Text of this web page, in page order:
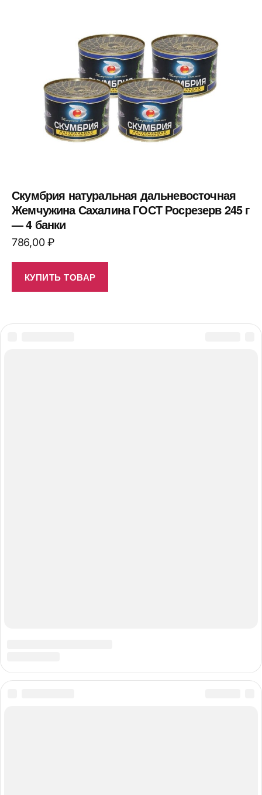
Скумбрия натуральная дальневосточная
Жемчужина Сахалина ГОСТ Росрезерв 245 г
— 4 банки
786,00₽
КУПИТЬ ТОВАР